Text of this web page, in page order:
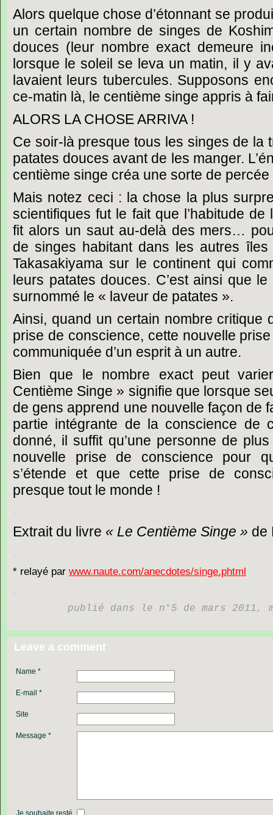
Alors quelque chose d’étonnant se
un certain nombre de singes de
douces (leur nombre exact demeure
lorsque le soleil se leva un matin, il y
lavaient leurs tubercules. Supposons
ce-matin là, le centième singe appris à
ALORS LA CHOSEARRIVA !
Ce soir-là presque tous les singes de la
patates douces avant de les manger.
centième singe créa une sorte de percée
Mais notez ceci : la chose la plus
scientifiques fut le fait que l’habitude de
fit alors un saut au-delà des mers…
de singes habitant dans les autres îles
Takasakiyama sur le continent qui
leurs patates douces. C’est ainsi que le
surnommé le « laveur de patates ».
Ainsi, quand un certain nombre critique
prise de conscience, cette nouvelle prise
communiquée d’un esprit à un autre.
Bien
que le nombre exact peut
Centième Singe » signifie que lorsque
de gens apprend une nouvelle façon de
partie intégrante de la conscience de
donné, il suffit qu’une personne de plus
nouvelle
prise de conscience pour
s’étende
et que cette prise de
presque tout le monde !
.
Extrait du livre « Le Centième Singe » de
.
* relayé par www.naute.com/anecdotes/singe.phtml
.
publié dans le n°5 de mars 2011,
Leave a comment
Name *
E-mail *
Site
Message *
Je souhaite resté